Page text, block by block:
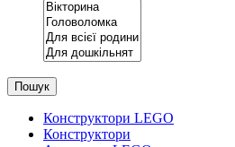
Пошук
Конструктори LEGO
Конструктори